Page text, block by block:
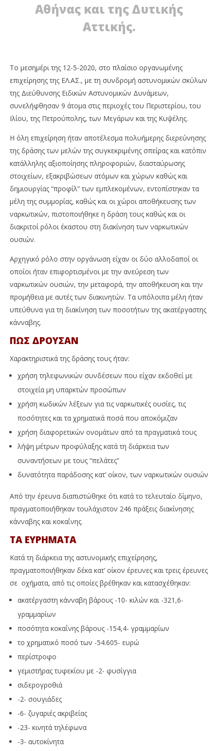
Αθήνας και της Δυτικής
Αττικής.
Το μεσημέρι της 12-5-2020, στο πλαίσιο οργανωμένης
επιχείρησης της ΕΛ.ΑΣ., με τη συνδρομή αστυνομικών σκύλων
της Διεύθυνσης Ειδικών Αστυνομικών Δυνάμεων,
συνελήφθησαν 9 άτομα στις περιοχές του Περιστερίου, του
Ιλίου, της Πετρούπολης, των Μεγάρων και της Κυψέλης.
Η όλη επιχείρηση ήταν αποτέλεσμα πολυήμερης διερεύνησης
της δράσης των μελών της συγκεκριμένης σπείρας και κατόπιν
κατάλληλης αξιοποίησης πληροφοριών, διασταύρωσης
στοιχείων, εξακριβώσεων ατόμων και χώρων καθώς και
δημιουργίας “προφίλ” των εμπλεκομένων, εντοπίστηκαν τα
μέλη της συμμορίας, καθώς και οι χώροι αποθήκευσης των
ναρκωτικών, πιστοποιήθηκε η δράση τους καθώς και οι
διακριτοί ρόλοι έκαστου στη διακίνηση των ναρκωτικών
ουσιών.
Αρχηγικό ρόλο στην οργάνωση είχαν οι δύο αλλοδαποί οι
οποίοι ήταν επιφορτισμένοι με την ανεύρεση των
ναρκωτικών ουσιών, την μεταφορά, την αποθήκευση και την
προμήθεια με αυτές των διακινητών. Τα υπόλοιπα μέλη ήταν
υπεύθυνα για τη διακίνηση των ποσοτήτων της ακατέργαστης
κάνναβης.
ΠΩΣ ΔΡΟΥΣΑΝ
Χαρακτηριστικά της δράσης τους ήταν:
χρήση τηλεφωνικών συνδέσεων που είχαν εκδοθεί με
στοιχεία μη υπαρκτών προσώπων
χρήση κωδικών λέξεων για τις ναρκωτικές ουσίες, τις
ποσότητες και τα χρηματικά ποσά που αποκόμιζαν
χρήση διαφορετικών ονομάτων από τα πραγματικά τους
λήψη μέτρων προφύλαξης κατά τη διάρκεια των
συναντήσεων με τους “πελάτες”
δυνατότητα παράδοσης κατ’ οίκον, των ναρκωτικών ουσιών
Από την έρευνα διαπιστώθηκε ότι κατά το τελευταίο δίμηνο,
πραγματοποιήθηκαν τουλάχιστον 246 πράξεις διακίνησης
κάνναβης και κοκαΐνης.
ΤΑ ΕΥΡΗΜΑΤΑ
Κατά τη διάρκεια της αστυνομικής επιχείρησης,
πραγματοποιήθηκαν δέκα κατ’ οίκον έρευνες και τρεις έρευνες
σε οχήματα, από τις οποίες βρέθηκαν και κατασχέθηκαν:
ακατέργαστη κάνναβη βάρους -10- κιλών και -321,6-
γραμμαρίων
ποσότητα κοκαΐνης βάρους -154,4- γραμμαρίων
το χρηματικό ποσό των -54.605- ευρώ
περίστροφο
γεμιστήρας τυφεκίου με -2- φυσίγγια
σιδερογροθιά
-2- σουγιάδες
-6- ζυγαριές ακριβείας
-23- κινητά τηλέφωνα
-3- αυτοκίνητα